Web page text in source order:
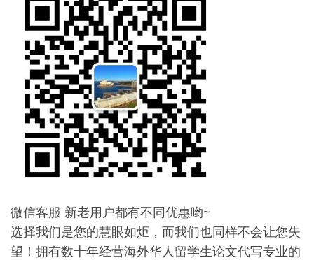
微信客服 新老用户都有不同优惠哟~
选择我们是您的慧眼如炬，而我们也同样不会让您失
望！拥有数十年经营海外华人留学生论文代写专业的